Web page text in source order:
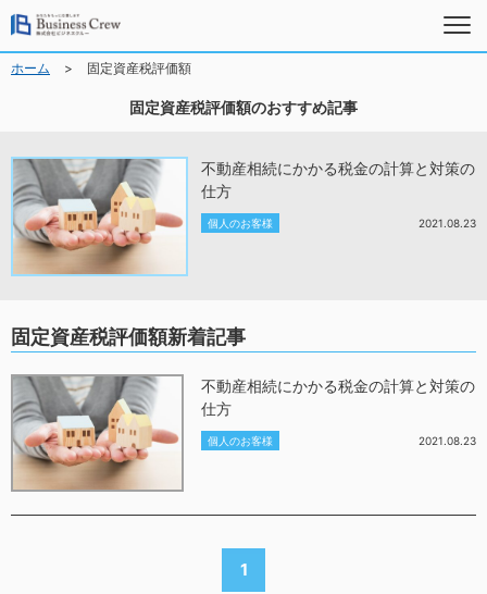
ホーム > 固定資産税評価額
固定資産税評価額のおすすめ記事
不動産相続にかかる税金の計算と対策の
仕方
個人のお客様 2021.08.23
固定資産税評価額新着記事
不動産相続にかかる税金の計算と対策の
仕方
個人のお客様 2021.08.23
1